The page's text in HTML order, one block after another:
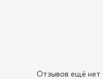
Отзывов ещё нет